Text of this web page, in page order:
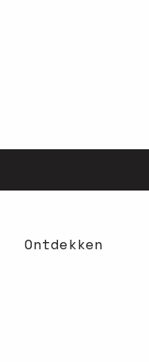
Ontdekken